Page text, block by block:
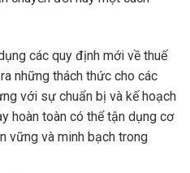
các quy định mới về thuế
những thách thức cho các
với sự chuẩn bị và kế hoạch
hoàn toàn có thể tận dụng cơ
vững và minh bạch trong